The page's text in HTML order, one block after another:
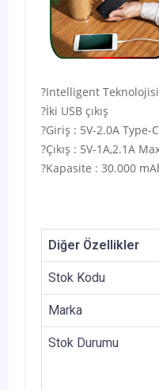
?Intelligent
?İki USB çıkış
?Giriş : 5V-2.0A Type-
?Çıkış : 5V-1A,2.1A
?Kapasite : 30.000
Diğer Özellikler
Stok Kodu
Marka
Stok Durumu